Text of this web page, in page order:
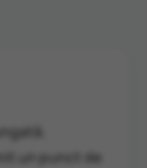
un punct de